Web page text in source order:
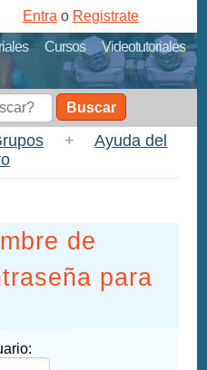
Cursos
Videotutoriales
Entra o Registrate
Buscar
+
Ayuda del
de
para